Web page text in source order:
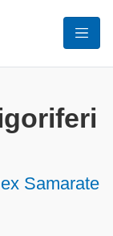
Samarate